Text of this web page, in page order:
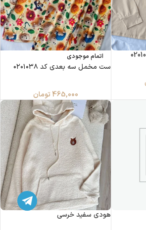
اتمام موجودی
ست مخمل سه بعدی کد ۰۲۰۱۰۳۸
465,000 تومان
هودی سفید خرسی